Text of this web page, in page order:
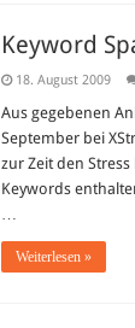
Keyword
18. August 2009
Aus gegebenen
September bei
zur Zeit den
Keywords
…
Weiterlesen »